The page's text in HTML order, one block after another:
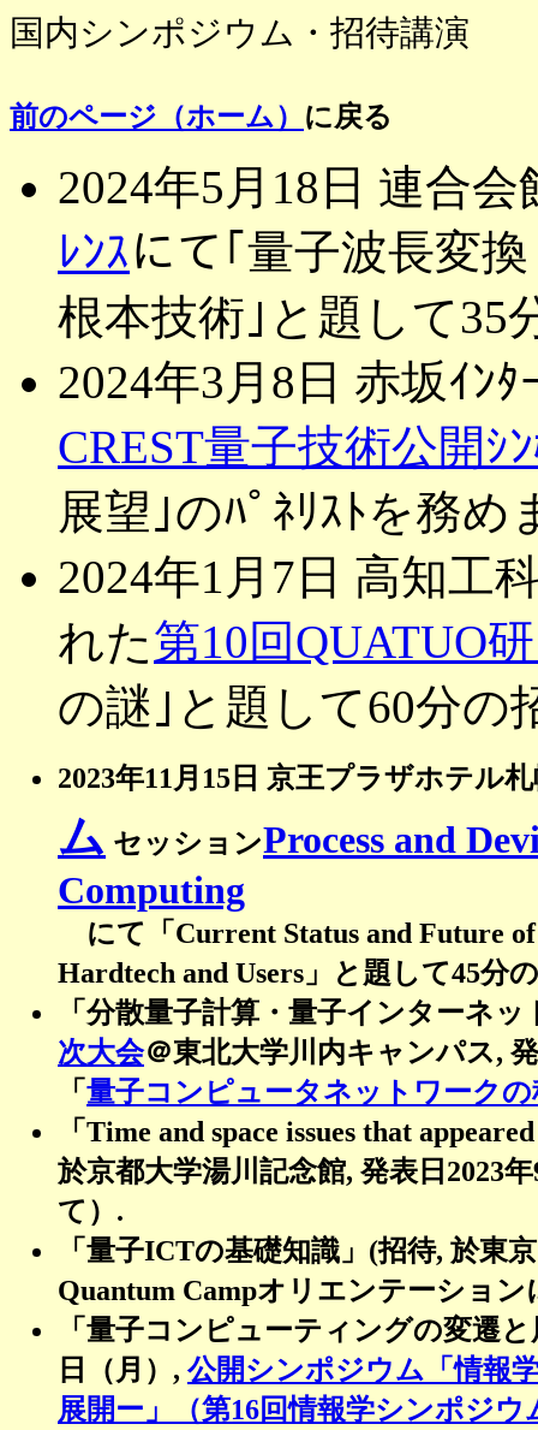
国内シンポジウム・招待講演
前のページ（ホーム） に戻る
2024年5月18日 連合
ﾚﾝｽにて｢量子波長変
根本技術｣と題して35
2024年3月8日 赤坂ｲﾝ
CREST量子技術公開ｼ
展望｣のﾊﾟﾈﾘｽﾄを務め
2024年1月7日 高知工
れた第10回QUATUO
の謎｣と題して60分の
2023年11月15日 京王プラザホテル
ム セッションProcess and
Computing
にて「Current Status and Future
Hardtech and Users」と題して45分
「分散量子計算・量子インターネ
次大会＠東北大学川内キャンパス,
「 量子コンピュータネットワークの
「Time and space issues that
於京都大学湯川記念館, 発表日2023
て）.
「量子ICTの基礎知識」(招待, 於東
Quantum Campオリエンテーション
「量子コンピューティングの変遷
日（月）, 公開シンポジウム「情報
展開ー」（第16回情報学シンポジウ